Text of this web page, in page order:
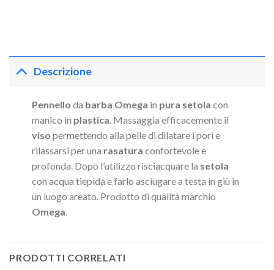
Descrizione
Pennello da barba Omega in pura setola con
manico in plastica . Massaggia efficacemente il
viso permettendo alla pelle di dilatare i pori e
rilassarsi per una rasatura confortevole e
profonda. Dopo l’utilizzo risciacquare la setola
con acqua tiepida e farlo asciugare a testa in giù in
un luogo areato. Prodotto di qualità marchio
Omega
PRODOTTI CORRELATI